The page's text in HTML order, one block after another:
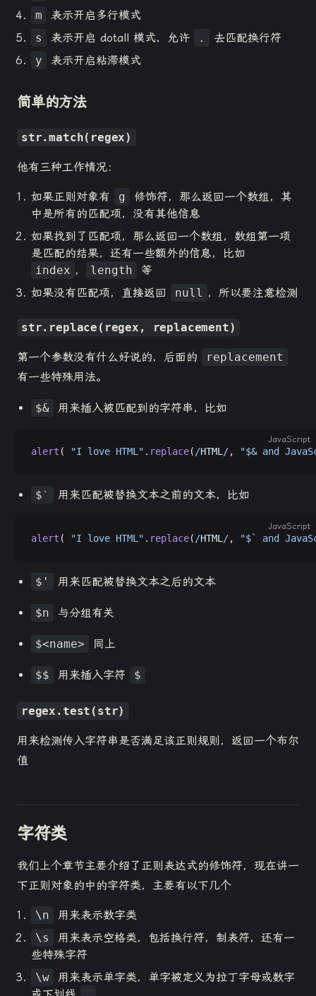
m
表示开启多行模式
s
表示开启 dotall 模式，允许 .
去匹配换行符
y
表示开启粘滞模式
简单的方法
str.match(regex)
他有三种工作情况：
如果正则对象有 g
修饰符，那么返回一个数组，其
中是所有的匹配项，没有其他信息
如果找到了匹配项，那么返回一个数组，数组第一项
是匹配的结果，还有一些额外的信息，比如
index ， length
等
如果没有匹配项，直接返回
null ，所以要注意检测
str.replace(regex, replacement)
第一个参数没有什么好说的，后面的
replacement
有一些特殊用法。
$& 用来插入被匹配到的字符串，比如
JavaScript
alert ( "I love HTML" . replace( /HTML /, "$& and
$ˋ 用来匹配被替换文本之前的文本，比如
JavaScript
alert ( "I love HTML" . replace( /HTML /, "$` and
$' 用来匹配被替换文本之后的文本
$n 与分组有关
$<name> 同上
$$ 用来插入字符 $
regex.test(str)
用来检测传入字符串是否满足该正则规则，返回一个布尔
值
字符类
我们上个章节主要介绍了正则表达式的修饰符，现在讲一
下正则对象的中的字符类，主要有以下几个
\n
用来表示数字类
\s
用来表示空格类，包括换行符，制表符，还有一
些特殊字符
\w
用来表示单字类，单字被定义为拉丁字母或数字